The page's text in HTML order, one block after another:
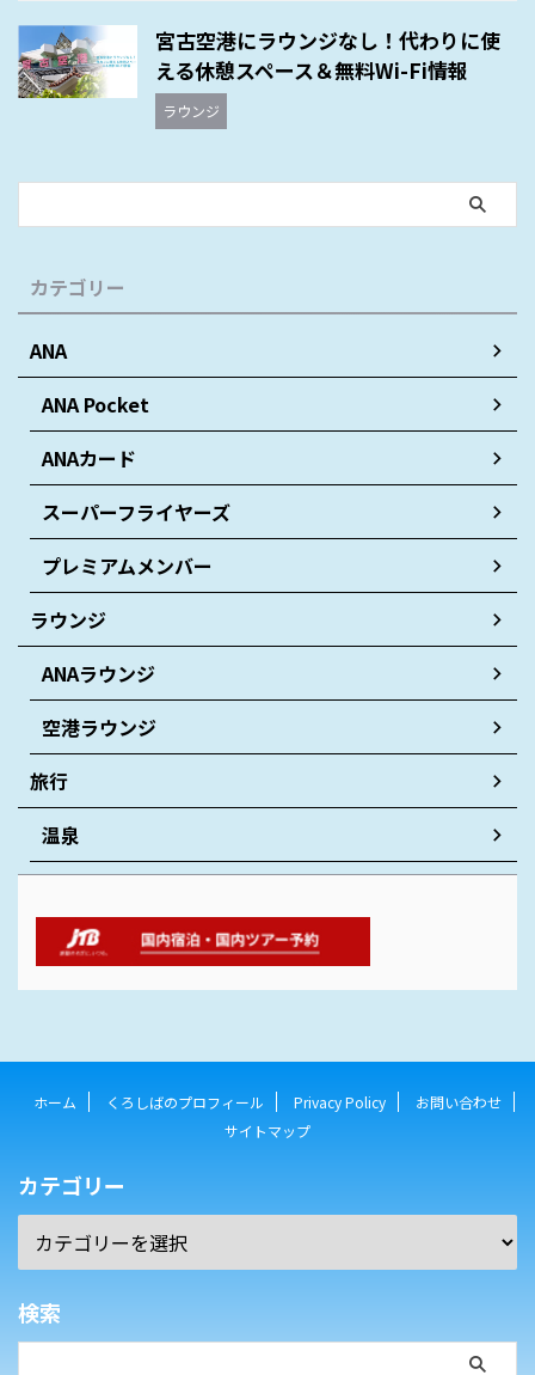
宮古空港にラウンジなし！代わりに使
える休憩スペース＆無料Wi-Fi情報
ラウンジ
カテゴリー
ANA
ANA Pocket
ANAカード
スーパーフライヤーズ
プレミアムメンバー
ラウンジ
ANAラウンジ
空港ラウンジ
旅行
温泉
ホーム くろしばのプロフィール Privacy Policy
お問い合わせ
サイトマップ
カテゴリー
検索